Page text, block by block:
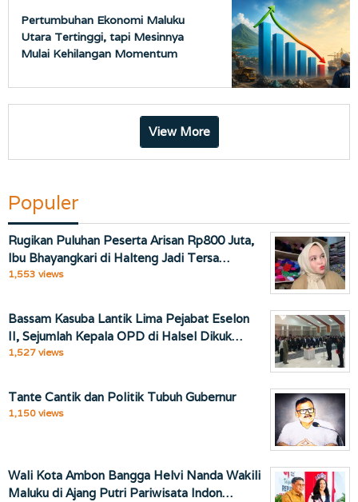
Pertumbuhan Ekonomi Maluku
Utara Tertinggi, tapi Mesinnya
Mulai Kehilangan Momentum
View More
Populer
Rugikan Puluhan Peserta Arisan Rp800 Juta,
Ibu Bhayangkari di Halteng Jadi Tersa…
1,553 views
Bassam Kasuba Lantik Lima Pejabat Eselon
II, Sejumlah Kepala OPD di Halsel Dikuk…
1,527 views
Tante Cantik dan Politik Tubuh Gubernur
1,150 views
Wali Kota Ambon Bangga Helvi Nanda Wakili
Maluku di Ajang Putri Pariwisata Indon…